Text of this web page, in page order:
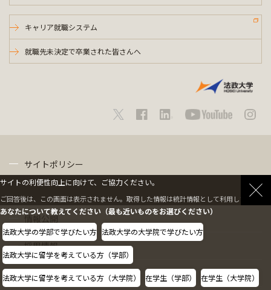
キャリア就職システム
就職先未決定で卒業された皆さんへ
サイトポリシー
情報公開
採用情報
教職員の方へ
サイトの利便性向上に向けて、ご協力ください。
ご回答後は、この画面は表示されません。取得した情報は統計情報として利用します。
あなたについて教えてください（最も近いものをお選びください）
法政大学の学部で学びたい方 法政大学の大学院で学びたい方
法政大学に留学を考えている方（学部）
法政大学に留学を考えている方（大学院） 在学生（学部） 在学生（大学院）